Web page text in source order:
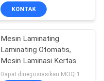
KONTAK
Mesin Laminating
Laminating Otomatis,
Mesin Laminasi Kertas